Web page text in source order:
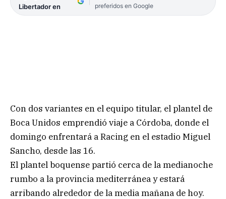
Libertador en
preferidos en Google
Con dos variantes en el equipo titular, el plantel de
Boca Unidos emprendió viaje a Córdoba, donde el
domingo enfrentará a Racing en el estadio Miguel
Sancho, desde las 16.
El plantel boquense partió cerca de la medianoche
rumbo a la provincia mediterránea y estará
arribando alrededor de la media mañana de hoy.